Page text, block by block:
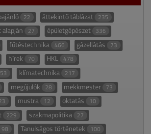
22 áttekintő táblázat 235
27 épületgépészet 336
fűtéstechnika 466 gázellátás 73
hírek 70 HKL 478
klímatechnika 217
megújulók 28 mekkmester 73
mustra 12 oktatás 10
229 szakmapolitika 27
98 Tanulságos történetek 100